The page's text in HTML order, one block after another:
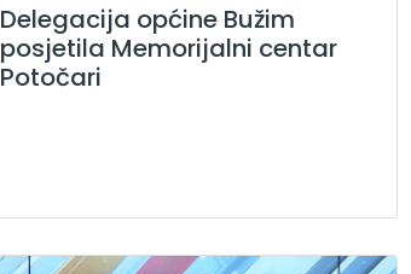
Delegacija općine Bužim
posjetila Memorijalni centar
Potočari